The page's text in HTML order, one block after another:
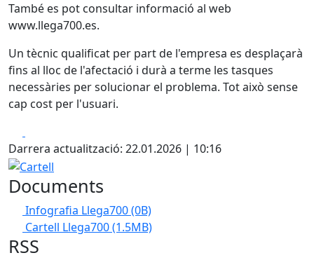
També es pot consultar informació al web
www.llega700.es.
Un tècnic qualificat per part de l'empresa es desplaçarà
fins al lloc de l'afectació i durà a terme les tasques
necessàries per solucionar el problema. Tot això sense
cap cost per l'usuari.
Darrera actualització: 22.01.2026 | 10:16
Cartell
Documents
Infografia Llega700(0B)
Cartell Llega700(1.5MB)
RSS